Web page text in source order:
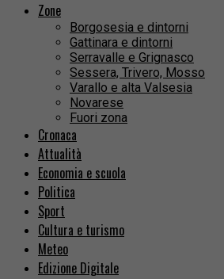
Zone
Borgosesia e dintorni
Gattinara e dintorni
Serravalle e Grignasco
Sessera, Trivero, Mosso
Varallo e alta Valsesia
Novarese
Fuori zona
Cronaca
Attualità
Economia e scuola
Politica
Sport
Cultura e turismo
Meteo
Edizione Digitale